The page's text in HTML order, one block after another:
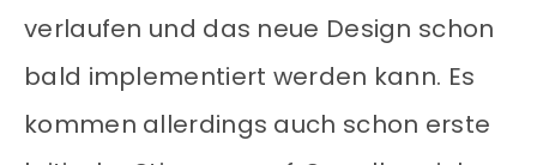
verlaufen und das neue Design schon
bald implementiert werden kann. Es
kommen allerdings auch schon erste